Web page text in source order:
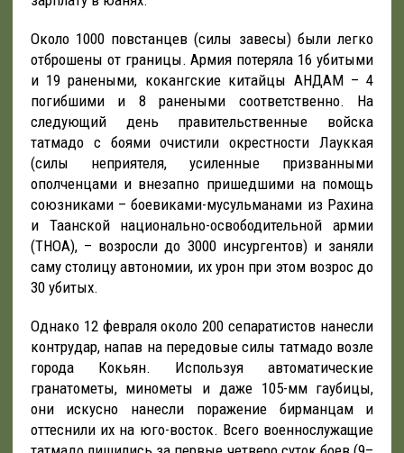
Около 1000 повстанцев (силы завесы) были легко
отброшены от границы. Армия потеряла 16 убитыми
и 19 ранеными, кокангские китайцы АНДАМ – 4
погибшими и 8 ранеными соответственно. На
следующий день правительственные войска
татмадо с боями очистили окрестности Лауккая
(силы неприятеля, усиленные призванными
ополченцами и внезапно пришедшими на помощь
союзниками – боевиками-мусульманами из Рахина
и Таанской национально-освободительной армии
(ТНОА), – возросли до 3000 инсургентов) и заняли
саму столицу автономии, их урон при этом возрос до
30 убитых.
Однако 12 февраля около 200 сепаратистов нанесли
контрудар, напав на передовые силы татмадо возле
города Кокьян. Используя автоматические
гранатометы, минометы и даже 105-мм гаубицы,
они искусно нанесли поражение бирманцам и
оттеснили их на юго-восток. Всего военнослужащие